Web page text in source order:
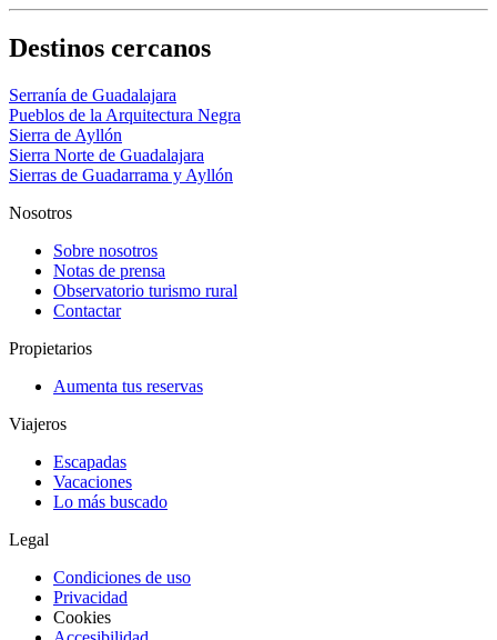
Destinos cercanos
Serranía de Guadalajara
Pueblos de la Arquitectura Negra
Sierra de Ayllón
Sierra Norte de Guadalajara
Sierras de Guadarrama y Ayllón
Nosotros
Sobre nosotros
Notas de prensa
Observatorio turismo rural
Contactar
Propietarios
Aumenta tus reservas
Viajeros
Escapadas
Vacaciones
Lo más buscado
Legal
Condiciones de uso
Privacidad
Cookies